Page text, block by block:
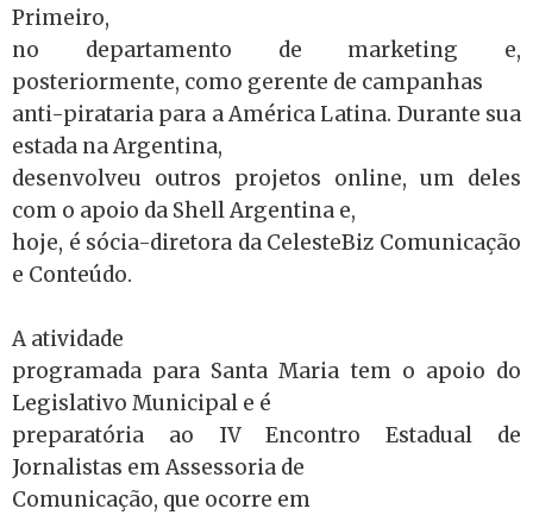
Primeiro,
no departamento de marketing e,
posteriormente, como gerente de campanhas
anti-pirataria para a América Latina. Durante sua
estada na Argentina,
desenvolveu outros projetos online, um deles
com o apoio da Shell Argentina e,
hoje, é sócia-diretora da CelesteBiz Comunicação
e Conteúdo.
A atividade
programada para Santa Maria tem o apoio do
Legislativo Municipal e é
preparatória ao IV Encontro Estadual de
Jornalistas em Assessoria de
Comunicação, que ocorre em